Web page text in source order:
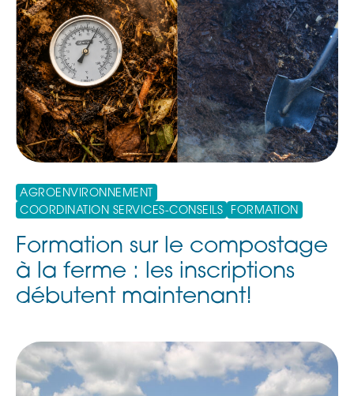
AGROENVIRONNEMENT
COORDINATION SERVICES-CONSEILS
FORMATION
Formation sur le compostage
à la ferme : les inscriptions
débutent maintenant!